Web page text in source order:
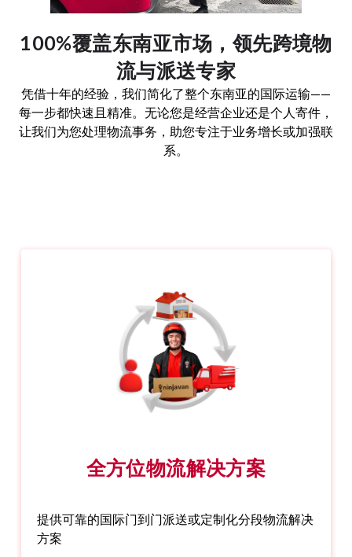
100%覆盖东南亚市场，领先跨境物
流与派送专家
凭借十年的经验，我们简化了整个东南亚的国际运输——
每一步都快速且精准。无论您是经营企业还是个人寄件，
让我们为您处理物流事务，助您专注于业务增长或加强联
系。
全方位物流解决方案
提供可靠的国际门到门派送或定制化分段物流解决
方案